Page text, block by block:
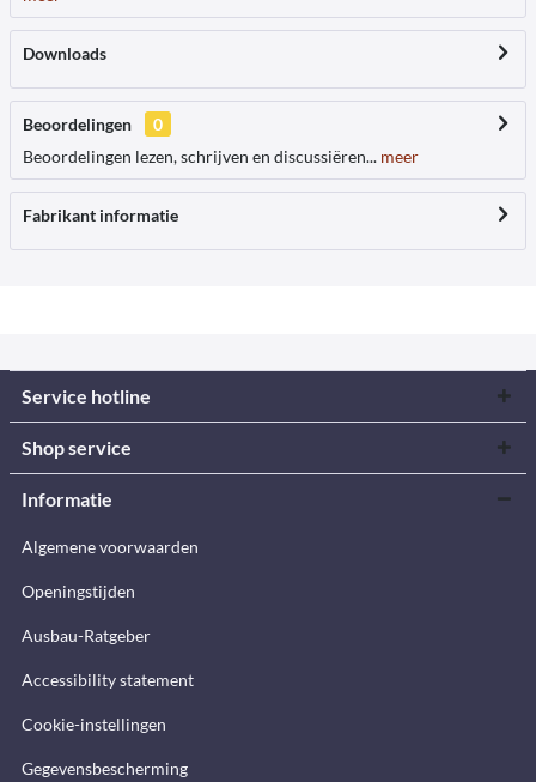
Downloads
Beoordelingen
0
Beoordelingen lezen, schrijven en discussiëren... meer
Fabrikant informatie
Service hotline
Shop service
Informatie
Algemene voorwaarden
Openingstijden
Ausbau-Ratgeber
Accessibility statement
Cookie-instellingen
Gegevensbescherming